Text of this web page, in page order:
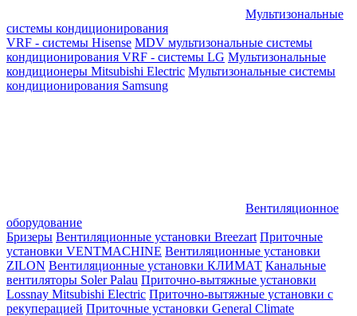
Мультизональные
системы кондиционирования
VRF - системы Hisense MDV мультизональные системы
кондиционирования VRF - системы LG Мультизональные
кондиционеры Mitsubishi Electric Мультизональные системы
кондиционирования Samsung
Вентиляционное
оборудование
Бризеры Вентиляционные установки Breezart Приточные
установки VENTMACHINE Вентиляционные установки
ZILON Вентиляционные установки КЛИМАТ Канальные
вентиляторы Soler Palau Приточно-вытяжные установки
Lossnay Mitsubishi Electric Приточно-вытяжные установки с
рекуперацией Приточные установки General Climate